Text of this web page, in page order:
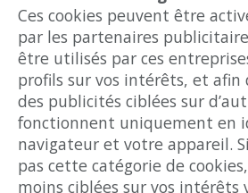
Ces cookies peuvent être
par les partenaires
être utilisés par ces
profils sur vos intérêts, et afin
des publicités ciblées sur
fonctionnent uniquement en
navigateur et votre appareil.
pas cette catégorie de
moins ciblées sur vos intérêts